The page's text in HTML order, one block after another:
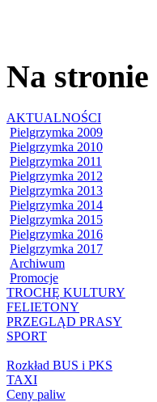
Na stronie
AKTUALNOŚCI
Pielgrzymka 2009
Pielgrzymka 2010
Pielgrzymka 2011
Pielgrzymka 2012
Pielgrzymka 2013
Pielgrzymka 2014
Pielgrzymka 2015
Pielgrzymka 2016
Pielgrzymka 2017
Archiwum
Promocje
TROCHĘ KULTURY
FELIETONY
PRZEGLĄD PRASY
SPORT
Rozkład BUS i PKS
TAXI
Ceny paliw